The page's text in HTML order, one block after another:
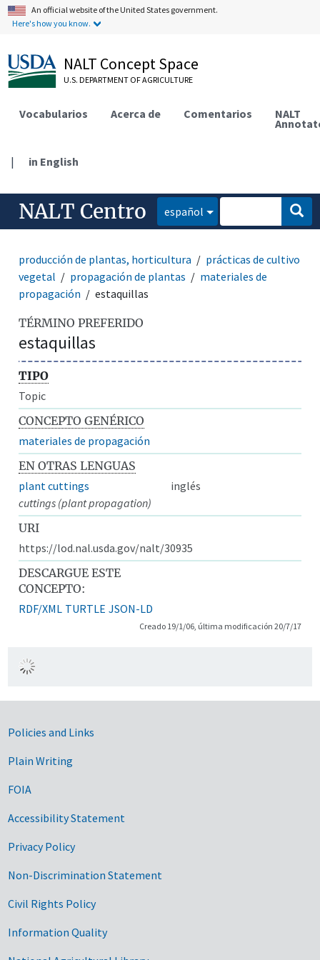
An official website of the United States government.
Here's how you know.
NALT Concept Space
U.S. DEPARTMENT OF AGRICULTURE
Vocabularios Acerca de Comentarios NALT
| in English
NALT Centro español
producción de plantas, horticultura
prácticas de cultivo
vegetal
propagación de plantas
materiales de
propagación
estaquillas
TÉRMINO PREFERIDO
estaquillas
TIPO
Topic
CONCEPTO GENÉRICO
materiales de propagación
EN OTRAS LENGUAS
plant cuttings
inglés
cuttings (plant propagation)
URI
https://lod.nal.usda.gov/nalt/30935
DESCARGUE ESTE
CONCEPTO:
RDF/XML TURTLE JSON-LD
Creado 19/1/06, última modificación 20/7/17
Government Links
Policies and Links
Plain Writing
FOIA
Accessibility Statement
Privacy Policy
Non-Discrimination Statement
Civil Rights Policy
Information Quality